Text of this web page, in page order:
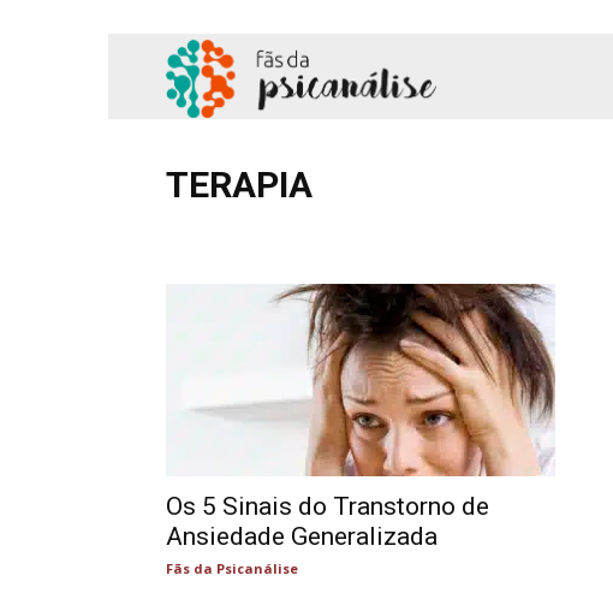
TERAPIA
Os 5 Sinais do Transtorno de
Ansiedade Generalizada
Fãs da Psicanálise